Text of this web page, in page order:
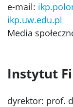
e-mail:
ikp.uw.edu.pl
Media
Instytut
dyrektor: prof.